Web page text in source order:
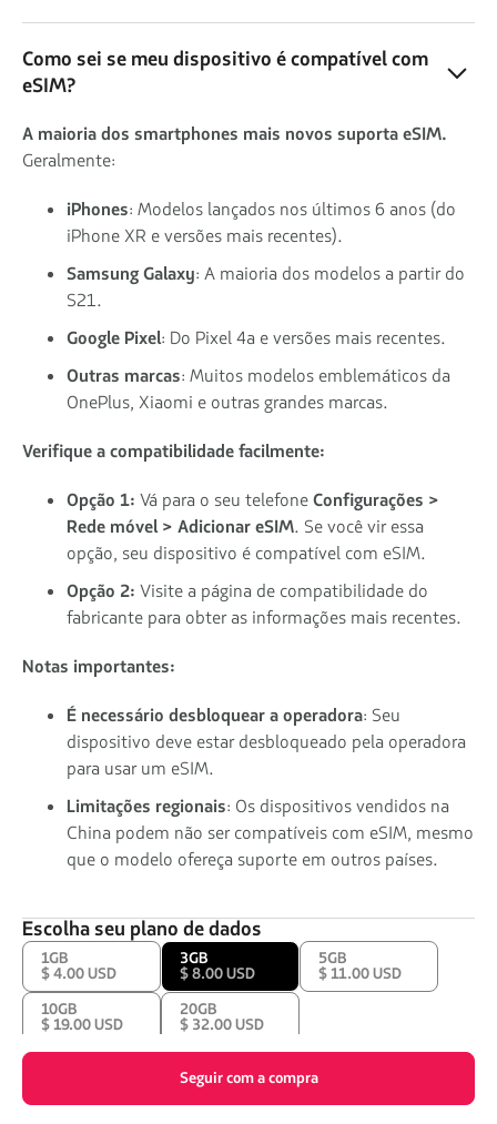
Como sei se meu dispositivo é compatível com
eSIM?
A maioria dos smartphones mais novos suporta eSIM.
Geralmente:
iPhones: Modelos lançados nos últimos 6 anos (do
iPhone XR e versões mais recentes).
Samsung Galaxy: A maioria dos modelos a partir do
S21.
Google Pixel: Do Pixel 4a e versões mais recentes.
Outras marcas: Muitos modelos emblemáticos da
OnePlus, Xiaomi e outras grandes marcas.
Verifique a compatibilidade facilmente:
Opção 1: Vá para o seu telefoneConfigurações >
Rede móvel > Adicionar eSIM. Se você vir essa
opção, seu dispositivo é compatível com eSIM.
Opção 2: Visite a página de compatibilidade do
fabricante para obter as informações mais recentes.
Notas importantes:
É necessário desbloquear a operadora: Seu
dispositivo deve estar desbloqueado pela operadora
para usar um eSIM.
Limitações regionais: Os dispositivos vendidos na
China podem não ser compatíveis com eSIM, mesmo
que o modelo ofereça suporte em outros países.
Escolha seu plano de dados
1GB
$ 4.00 USD
3GB
$ 8.00 USD
5GB
$ 11.00 USD
10GB
$ 19.00 USD
20GB
$ 32.00 USD
Seguir com a compra